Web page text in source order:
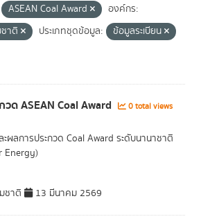
ASEAN Coal Award
องค์กร:
าติ
ประเภทชุดข้อมูล:
ข้อมูลระเบียน
ด ASEAN Coal Award
0 total views
ผลการประกวด Coal Award ระดับนานาชาติ
Energy)
ชาติ 13 มีนาคม 2569